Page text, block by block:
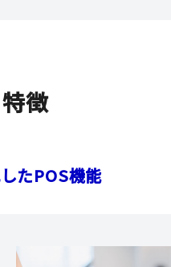
徴
たPOS機能